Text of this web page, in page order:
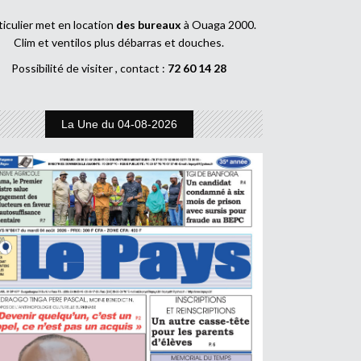
met en location des bureaux à Ouaga 2000.
Clim et ventilos plus débarras et douches.
Possibilité de visiter , contact : 72 60 14 28
La Une du 04-08-2026